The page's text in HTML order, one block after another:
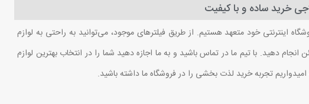
خرید ساده و با کیفیت
اینترنتی خود متعهد هستیم. از طریق فیلترهای موجود، می‌توانید به راحتی به لوازم
دهید. با تیم ما در تماس باشید و به ما اجازه دهید شما را در انتخاب بهترین لوازم
تجربه خرید لذت بخشی را در فروشگاه ما داشته باشید.